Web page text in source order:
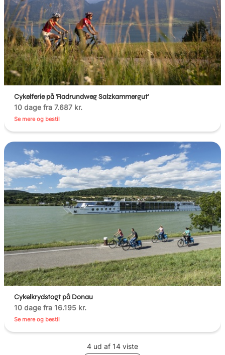
Cykelferie på 'Radrundweg Salzkammergut'
10 dage fra 7.687 kr.
Se mere og bestil
Cykelkrydstogt på Donau
10 dage fra 16.195 kr.
Se mere og bestil
4 ud af 14 viste